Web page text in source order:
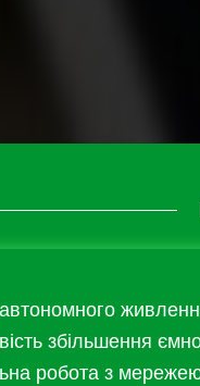
збільшення
робота з